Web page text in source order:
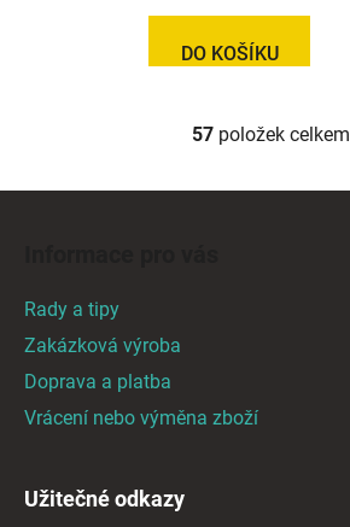
DO KOŠÍKU
O
l
57položek celkem
Rady a tipy
Zakázková výroba
Doprava a platba
Vrácení nebo výměna zboží
Užitečné odkazy